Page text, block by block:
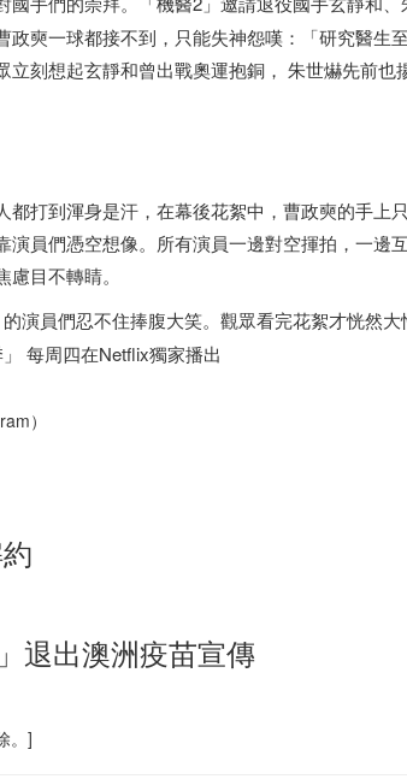
奭一球都接不到，只能失神怨嘆：「研究醫生
刻想起玄靜和曾出戰奧運抱銅， 朱世爀先前也
打到渾身是汗，在幕後花絮中，曹政奭的手上
員們憑空想像。所有演員一邊對空揮拍，一邊
目不轉睛。
演員們忍不住捧腹大笑。觀眾看完花絮才恍然大
每周四在Netflix獨家播出
）
退出澳洲疫苗宣傳
。]